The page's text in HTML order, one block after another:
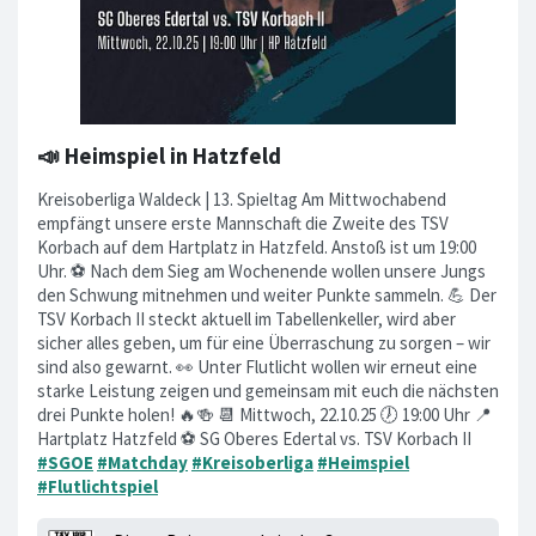
📣 Heimspiel in Hatzfeld
Kreisoberliga Waldeck | 13. Spieltag Am Mittwochabend
empfängt unsere erste Mannschaft die Zweite des TSV
Korbach auf dem Hartplatz in Hatzfeld. Anstoß ist um 19:00
Uhr. ⚽️ Nach dem Sieg am Wochenende wollen unsere Jungs
den Schwung mitnehmen und weiter Punkte sammeln. 💪 Der
TSV Korbach II steckt aktuell im Tabellenkeller, wird aber
sicher alles geben, um für eine Überraschung zu sorgen – wir
sind also gewarnt. 👀 Unter Flutlicht wollen wir erneut eine
starke Leistung zeigen und gemeinsam mit euch die nächsten
drei Punkte holen! 🔥🍻 📆 Mittwoch, 22.10.25 🕖 19:00 Uhr 📍
Hartplatz Hatzfeld ⚽️ SG Oberes Edertal vs. TSV Korbach II
#SGOE #Matchday #Kreisoberliga #Heimspiel
#Flutlichtspiel